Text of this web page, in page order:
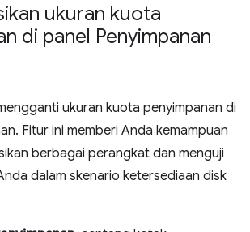
ukuran kuota
di panel Penyimpanan
ukuran kuota penyimpanan di
Fitur ini memberi Anda kemampuan
berbagai perangkat dan menguji
dalam skenario ketersediaan disk